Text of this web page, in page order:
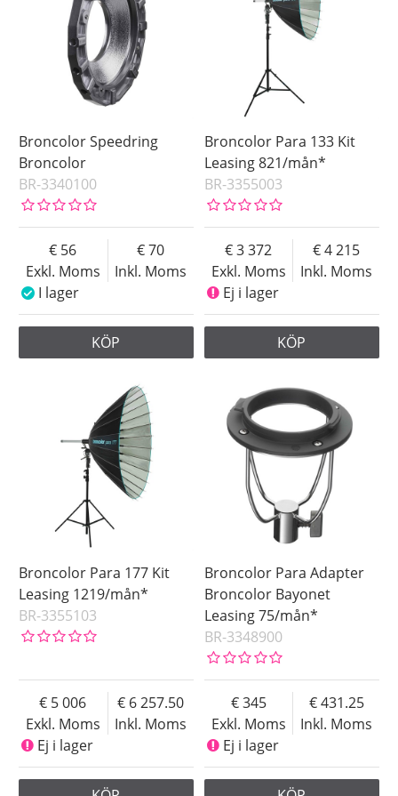
Broncolor Speedring
Broncolor
BR-3340100
Exkl. Moms
56
Inkl. Moms
70
I lager
KÖP
Broncolor Para 133 Kit
Leasing 821/mån*
BR-3355003
Exkl. Moms
3 372
Inkl. Moms
4 215
Ej i lager
KÖP
Broncolor Para 177 Kit
Leasing 1219/mån*
BR-3355103
Exkl. Moms
5 006
Inkl. Moms
6 257.50
Ej i lager
Broncolor Para Adapter
Broncolor Bayonet
Leasing 75/mån*
BR-3348900
Exkl. Moms
345
Inkl. Moms
431.25
Ej i lager